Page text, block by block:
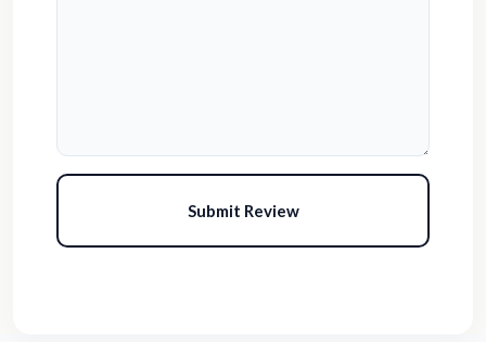
Submit Review